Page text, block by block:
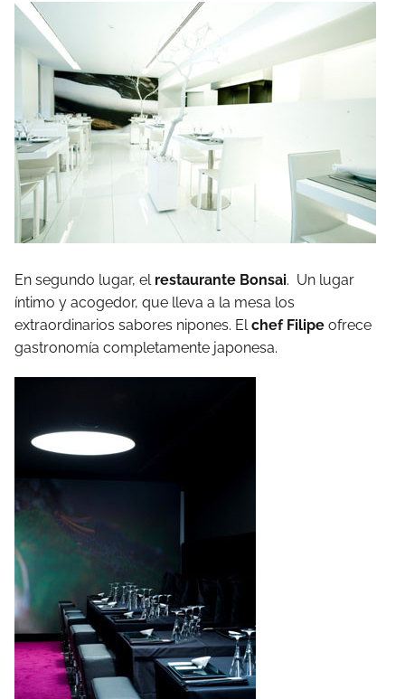
En segundo lugar, el restaurante Bonsai. Un lugar
íntimo y acogedor, que lleva a la mesa los
extraordinarios sabores nipones. Elchef Filipe ofrece
gastronomía completamente japonesa.